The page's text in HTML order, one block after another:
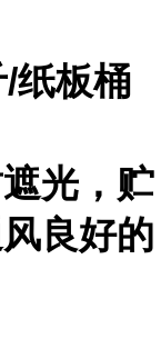
/纸板桶
光，贮
良好的